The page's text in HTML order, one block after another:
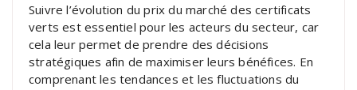
Suivre l’évolution du prix du marché des certificats
verts est essentiel pour les acteurs du secteur, car
cela leur permet de prendre des décisions
stratégiques afin de maximiser leurs bénéfices. En
comprenant les tendances et les fluctuations du